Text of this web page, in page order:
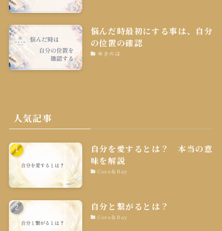
悩んだ時最初にする事は、自分
の位置の確認
ゆきのは
人気記事
自分を愛するとは？ 本当の意
味を解説
Core＆Ray
自分と繋がるとは？
Core＆Ray